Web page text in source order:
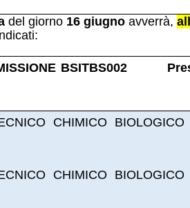
del giorno 16 giugno avverrà,
BSITBS002
CHIMICO BIOLOGICO
CHIMICO BIOLOGICO